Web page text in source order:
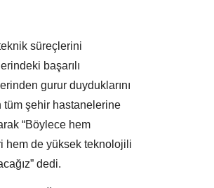
süreçlerini
başarılı
gurur duyduklarını
tüm şehir hastanelerine
“Böylece hem
hem de yüksek teknolojili
dedi.